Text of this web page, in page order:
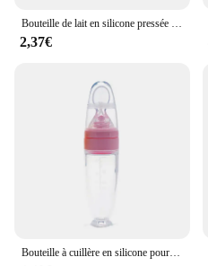
**Advanced Feeding
The sQUEEZING
a cutting-edge solution for
provide their babies with
breastfeeding to bottle
design features an easy-
mimics the natural flow of
comfortable feeding
and the parent. The
only soft and gentle on
resists stains and odors,
Bouteille de lait en silicone pressée pour nouveau-né, cuillère d'entraînement pour bébé Mars, mangeoire de complément alimentaire, sûr et pratique, qualité alimentaire
2,37€
Bouteille à cuillère en silicone pour bébé, récipient de complément alimentaire, pâte de riz, mignon, doux, non ald, alimentation, enfants, garçon, fille